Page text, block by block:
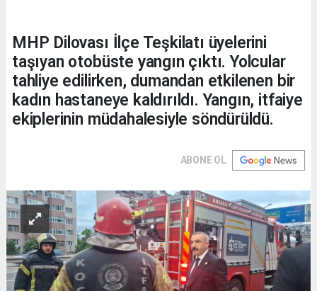
MHP Dilovası İlçe Teşkilatı üyelerini
taşıyan otobüste yangın çıktı. Yolcular
tahliye edilirken, dumandan etkilenen bir
kadın hastaneye kaldırıldı. Yangın, itfaiye
ekiplerinin müdahalesiyle söndürüldü.
ABONE OL